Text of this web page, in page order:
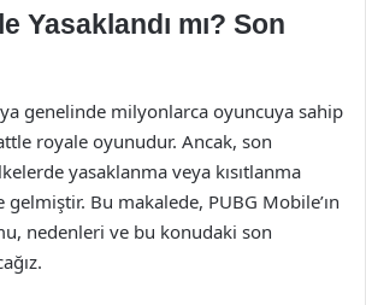
Yasaklandı mı? Son
genelinde milyonlarca oyuncuya sahip
royale oyunudur. Ancak, son
yasaklanma veya kısıtlanma
Bu makalede, PUBG Mobile’ın
nedenleri ve bu konudaki son